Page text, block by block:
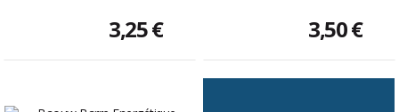
3,25 € 3,50 €